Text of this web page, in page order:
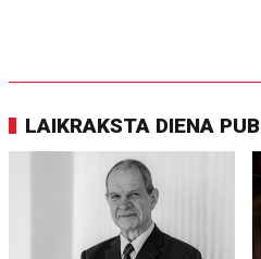
LAIKRAKSTA DIENA